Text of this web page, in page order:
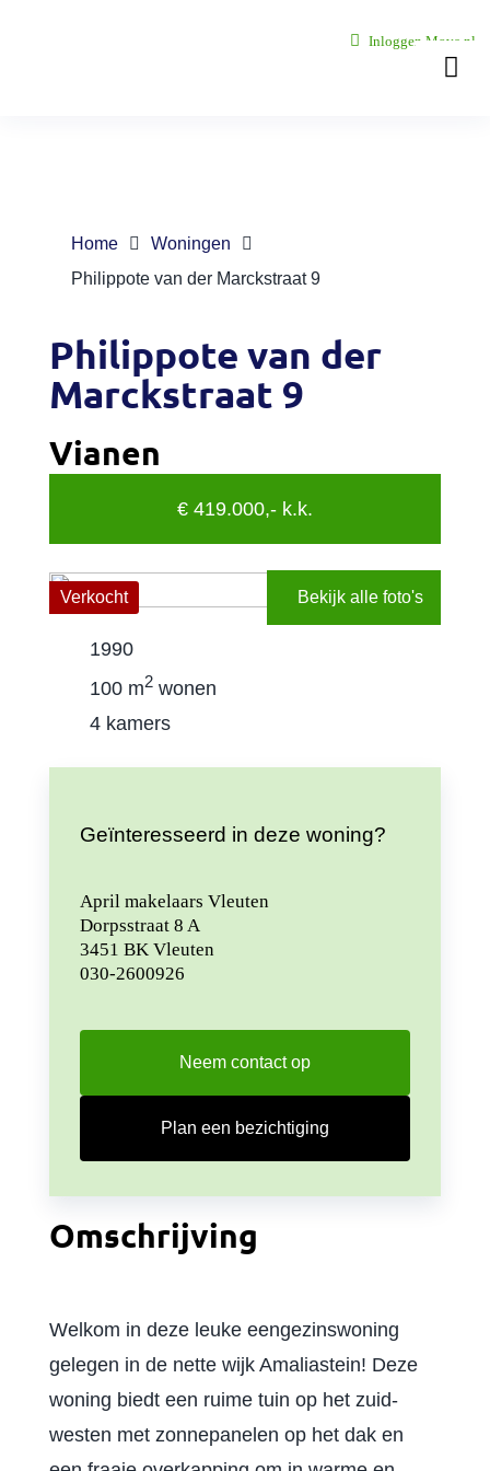
Inloggen Move.nl
Home
Woningen
Philippote van der Marckstraat 9
Philippote van der
Marckstraat 9
Vianen
€ 419.000,- k.k.
Verkocht Bekijk alle foto's
1990
100 m2 wonen
4 kamers
Geïnteresseerd in deze woning?
April makelaars Vleuten
Dorpsstraat 8 A
3451 BK Vleuten
030-2600926
Neem contact op
Plan een bezichtiging
Omschrijving
Welkom in deze leuke eengezinswoning
gelegen in de nette wijk Amaliastein! Deze
woning biedt een ruime tuin op het zuid-
westen met zonnepanelen op het dak en